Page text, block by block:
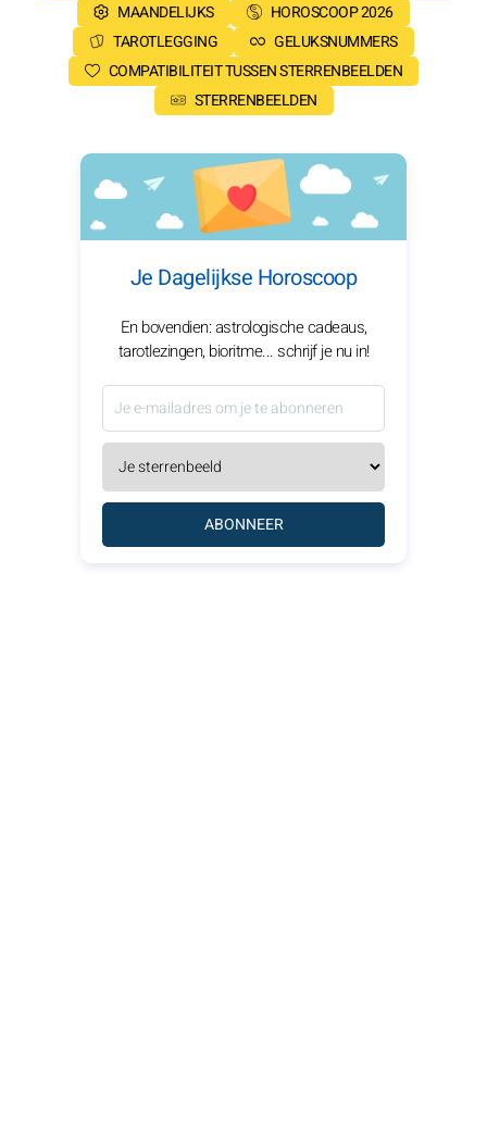
MAANDELIJKS
HOROSCOOP 2026
TAROTLEGGING
GELUKSNUMMERS
COMPATIBILITEIT TUSSEN STERRENBEELDEN
STERRENBEELDEN
Je Dagelijkse Horoscoop
En bovendien: astrologische cadeaus,
tarotlezingen, bioritme... schrijf je nu in!
ABONNEER